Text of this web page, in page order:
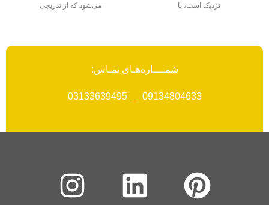
نزدیک است، با
می‌شود که از تدریجی
شمــــاره‌هـای تمـاس:
09134804633 _ 03133639495